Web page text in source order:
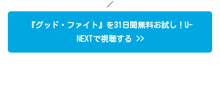
／
『グッド・ファイト』を31日間無料お試し！U-
NEXTで視聴する >>